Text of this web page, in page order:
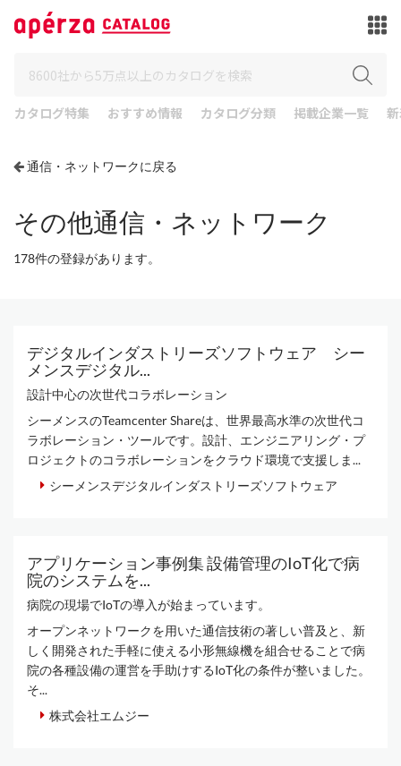
カタログ特集 おすすめ情報 カタログ分類 掲載企業一覧
通信・ネットワークに戻る
その他通信・ネットワーク
178件の登録があります。
デジタルインダストリーズソフトウェア シー
メンスデジタル...
設計中心の次世代コラボレーション
シーメンスのTeamcenter Shareは、世界最高水準の次世代コ
ラボレーション・ツールです。設計、エンジニアリング・プ
ロジェクトのコラボレーションをクラウド環境で支援しま...
シーメンスデジタルインダストリーズソフトウェア
アプリケーション事例集 設備管理のIoT化で病
院のシステムを...
病院の現場でIoTの導入が始まっています。
オープンネットワークを用いた通信技術の著しい普及と、新
しく開発された手軽に使える小形無線機を組合せることで病
院の各種設備の運営を手助けするIoT化の条件が整いました。
そ...
株式会社エムジー